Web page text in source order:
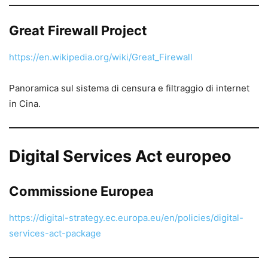
Great Firewall Project
https://en.wikipedia.org/wiki/Great_Firewall
Panoramica sul sistema di censura e filtraggio di internet
in Cina.
Digital Services Act europeo
Commissione Europea
https://digital-strategy.ec.europa.eu/en/policies/digital-
services-act-package